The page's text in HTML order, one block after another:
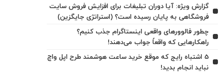
گزارش ویژه: آیا دوران تبلیغات برای افزایش فروش سایت
فروشگاهی به پایان رسیده است؟ (استراتژی جایگزین)
چطور فالوورهای واقعی اینستاگرام جذب کنیم؟
راهکارهایی که واقعاً جواب می‌دهند!
5 اشتباه رایج که موقع خرید ساعت هوشمند طرح اپل واچ
نباید انجام بدید!